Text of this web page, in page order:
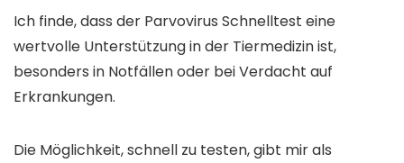
Ich finde, dass der Parvovirus Schnelltest eine
wertvolle Unterstützung in der Tiermedizin ist,
besonders in Notfällen oder bei Verdacht auf
Erkrankungen.
Die Möglichkeit, schnell zu testen, gibt mir als